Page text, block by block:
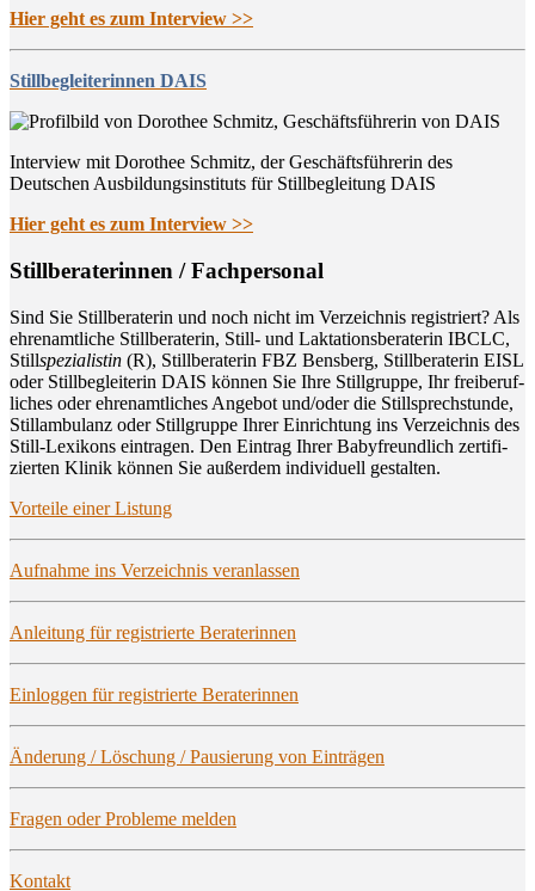
Hier geht es zum Interview >>
Stillbegleiterinnen DAIS
Interview mit Dorothee Schmitz, der Geschäftsführerin des
Deutschen Ausbildungsinstituts für Stillbegleitung DAIS
Hier geht es zum Interview >>
Still­be­ra­te­rin­nen / Fachpersonal
Sind Sie Still­be­ra­te­rin und noch nicht im Ver­zeich­nis regis­triert? Als
ehren­amt­li­che Still­be­ra­te­rin, Still- und Lak­ta­ti­ons­be­ra­te­rin IBCLC,
Stillspe­zia­lis­tin (R), Still­be­ra­te­rin FBZ Bens­berg, Still­be­ra­te­rin EISL
oder Still­be­glei­te­rin DAIS kön­nen Sie Ihre Still­grup­pe, Ihr frei­be­ruf­
li­ches oder ehren­amt­li­ches Ange­bot und/oder die Still­sprech­stun­de,
Still­am­bu­lanz oder Still­grup­pe Ihrer Ein­rich­tung ins Ver­zeich­nis des
Still-Lexi­kons ein­tra­gen. Den Ein­trag Ihrer Baby­freund­lich zer­ti­fi­
zier­ten Kli­nik kön­nen Sie außer­dem indi­vi­du­ell gestalten.
Vor­tei­le einer Listung
Auf­nah­me ins Ver­zeich­nis veranlassen
Anlei­tung für regis­trier­te Beraterinnen
Ein­log­gen für regis­trier­te Beraterinnen
Ände­rung / Löschung / Pau­sie­rung von Einträgen
Fra­gen oder Pro­ble­me melden
Kon­takt